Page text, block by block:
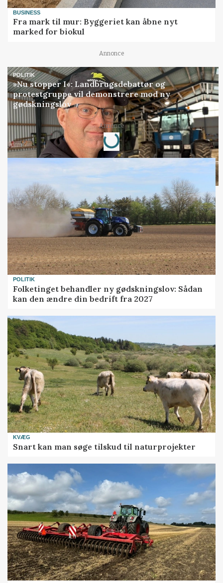
BUSINESS
Fra mark til mur: Byggeriet kan åbne nyt
marked for biokul
Annonce
POLITIK
»Nu stopper I«: Landbrugsdebattør og
protestgruppe vil demonstrere mod ny
gødskningslov
Annonce
Loading...
POLITIK
Folketinget behandler ny gødskningslov: Sådan
kan den ændre din bedrift fra 2027
KVÆG
Snart kan man søge tilskud til naturprojekter